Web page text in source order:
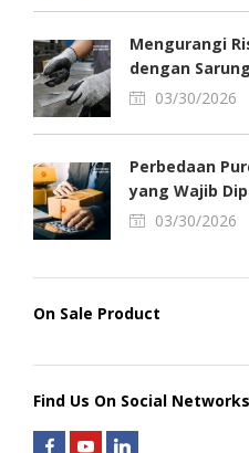
Mengurangi
dengan
03/30/2026
Perbedaan
yang Wajib
03/30/2026
On Sale Product
Find Us On Social Networks